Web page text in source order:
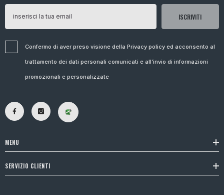
ISCRIVITI
Confermo di aver preso visione della Privacy policy ed acconsento al
trattamento dei dati personali comunicati e all’invio di informazioni
promozionali e personalizzate
MENU
SERVIZIO CLIENTI